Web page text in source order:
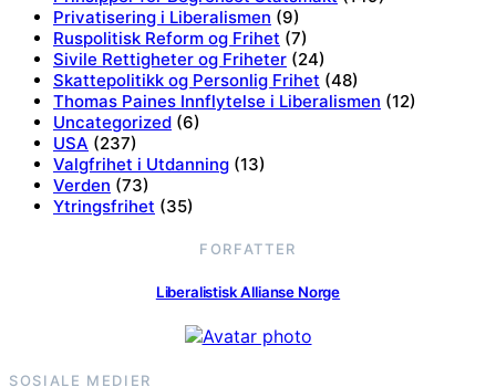
Privatisering i Liberalismen (9)
Ruspolitisk Reform og Frihet (7)
Sivile Rettigheter og Friheter (24)
Skattepolitikk og Personlig Frihet (48)
Thomas Paines Innflytelse i Liberalismen (12)
Uncategorized (6)
USA (237)
Valgfrihet i Utdanning (13)
Verden (73)
Ytringsfrihet (35)
FORFATTER
Liberalistisk Allianse Norge
SOSIALE MEDIER